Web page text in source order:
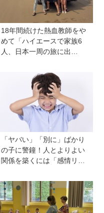
18年間続けた熱血教師をや
めて「ハイエースで家族6
人、日本一周の旅に出
きっかけに、新たな一歩を
踏み出した教師夫妻の決断
「ヤバい」「別に」ばかり
の子に警鐘！人とよりよい
関係を築くには「感情リテ
発達心理学者・渡辺弥生先
生に聞く今の子どもの感情
表現の育て方